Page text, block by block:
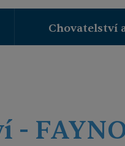
Chovatelství
-